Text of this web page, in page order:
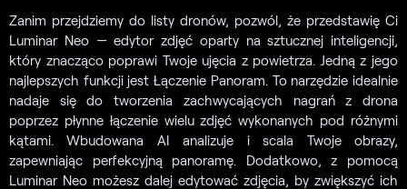
Zanim przejdziemy do listy dronów, pozwól, że przedstawię Ci
Luminar Neo — edytor zdjęć oparty na sztucznej inteligencji,
który znacząco poprawi Twoje ujęcia z powietrza. Jedną z jego
najlepszych funkcji jest Łączenie Panoram. To narzędzie idealnie
nadaje się do tworzenia zachwycających nagrań z drona
poprzez płynne łączenie wielu zdjęć wykonanych pod różnymi
kątami. Wbudowana AI analizuje i scala Twoje obrazy,
zapewniając perfekcyjną panoramę. Dodatkowo, z pomocą
Luminar Neo możesz dalej edytować zdjęcia, by zwiększyć ich